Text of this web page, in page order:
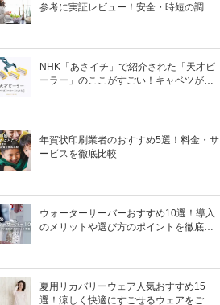
参考に実証レビュー！安全・時短の調理
NHK「あさイチ」で紹介された「天才ピ
ーラー」のここがすごい！キャベツがほ
年賀状印刷業者のおすすめ5選！料金・サ
ービスを徹底比較
ウォーターサーバーおすすめ10選！導入
のメリットや選び方のポイントを徹底解
夏用リカバリーウェア人気おすすめ15
選！涼しく快適にすごせるウェアをご紹